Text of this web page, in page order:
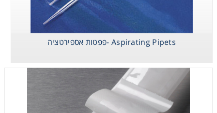
Aspirating Pipets -פפטות אספירטציה